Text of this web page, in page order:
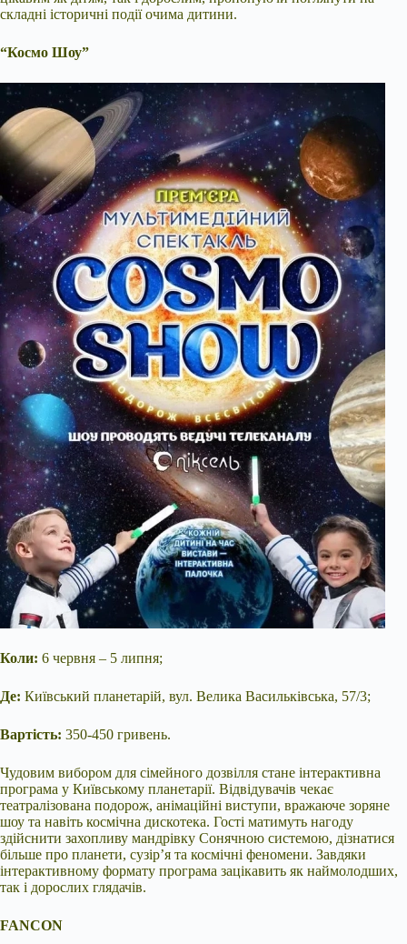
складні історичні події очима дитини.
“Космо Шоу”
Коли: 6 червня – 5 липня;
Де: Київський планетарій, вул. Велика Васильківська, 57/3;
Вартість: 350-450 гривень.
Чудовим вибором для сімейного дозвілля стане інтерактивна
програма у Київському планетарії. Відвідувачів чекає
театралізована подорож, анімаційні виступи, вражаюче зоряне
шоу та навіть космічна дискотека. Гості матимуть нагоду
здійснити захопливу мандрівку Сонячною системою, дізнатися
більше про планети, сузір’я та космічні феномени. Завдяки
інтерактивному формату програма зацікавить як наймолодших,
так і дорослих глядачів.
FANCON